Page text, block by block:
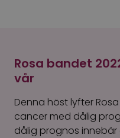
Rosa bandet
vår
Denna höst lyfter
cancer med dålig
dålig prognos